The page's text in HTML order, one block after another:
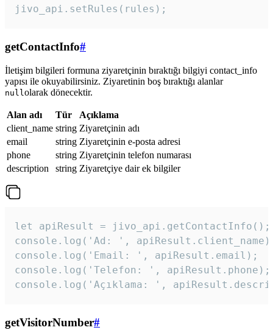
jivo_api.setRules(rules);
getContactInfo#
İletişim bilgileri formuna ziyaretçinin bıraktığı bilgiyi contact_info
yapısı ile okuyabilirsiniz. Ziyaretinin boş bıraktığı alanlar
null olarak dönecektir.
Alan adı Tür
Açıklama
client_name string Ziyaretçinin adı
email
string Ziyaretçinin e-posta adresi
phone
string Ziyaretçinin telefon numarası
description
string Ziyaretçiye dair ek bilgiler
let apiResult = jivo_api.getContactInfo();
console.log('Ad: ',
console.log('Email: ', apiResult.email);
console.log('Telefon: ', apiResult.phone);
console.log('Açıklama: ',
getVisitorNumber#